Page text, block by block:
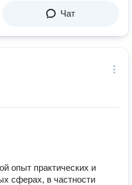
Чат
опыт практических и
сферах, в частности